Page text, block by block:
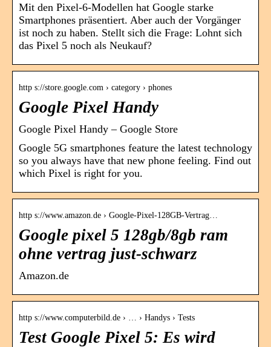
Mit den Pixel-6-Modellen hat Google starke
Smartphones präsentiert. Aber auch der Vorgänger
ist noch zu haben. Stellt sich die Frage: Lohnt sich
das Pixel 5 noch als Neukauf?
http s://store.google.com › category › phones
Google Pixel Handy
Google Pixel Handy – Google Store
Google 5G smartphones feature the latest technology
so you always have that new phone feeling. Find out
which Pixel is right for you.
http s://www.amazon.de › Google-Pixel-128GB-Vertrag…
Google pixel 5 128gb/8gb ram
ohne vertrag just-schwarz
Amazon.de
http s://www.computerbild.de › … › Handys › Tests
Test Google Pixel 5: Es wird